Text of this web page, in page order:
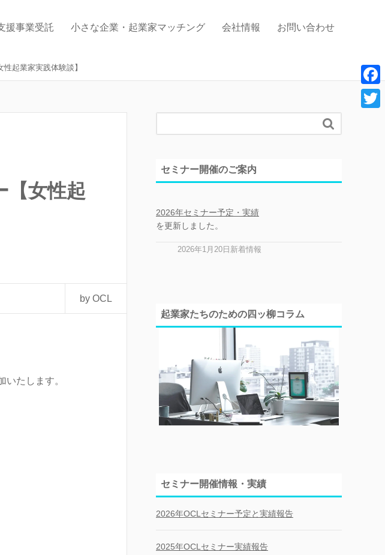
援事業受託 小さな企業・起業家マッチング 会社情報 お問い合わせ
起業家実践体験談】
女性起
by OCL
たします。

セミナー開催のご案内
2026年セミナー予定・実績
を更新しました。
2026年1月20日新着情報
起業家たちのための四ッ柳コラム
セミナー開催情報・実績
2026年OCLセミナー予定と実績報告
2025年OCLセミナー実績報告
F